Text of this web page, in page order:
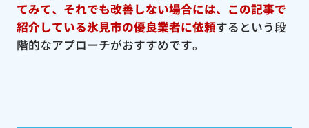
てみて、それでも改善しない場合には、この記事で
紹介している氷見市の優良業者に依頼するという段
階的なアプローチがおすすめです。